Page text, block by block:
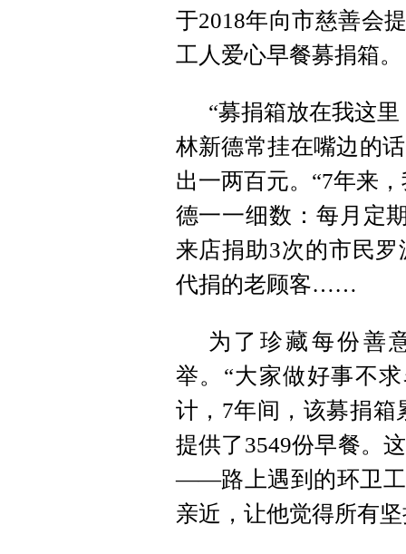
于2018年向市慈善会
工人爱心早餐募捐箱。
“募捐箱放在我这
林新德常挂在嘴边的
出一两百元。“7年来
德一一细数：每月定
来店捐助3次的市民
代捐的老顾客……
为了珍藏每份善
举。“大家做好事不
计，7年间，该募捐箱
提供了3549份早餐。
——路上遇到的环卫工
亲近，让他觉得所有